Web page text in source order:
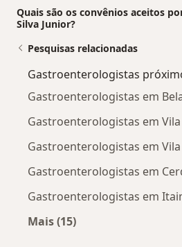
Quais são os convênios aceitos
Silva Junior?
Pesquisas relacionadas
Gastroenterologistas
Gastroenterologistas em
Gastroenterologistas em
Gastroenterologistas em
Gastroenterologistas em
Gastroenterologistas em
Mais (15)